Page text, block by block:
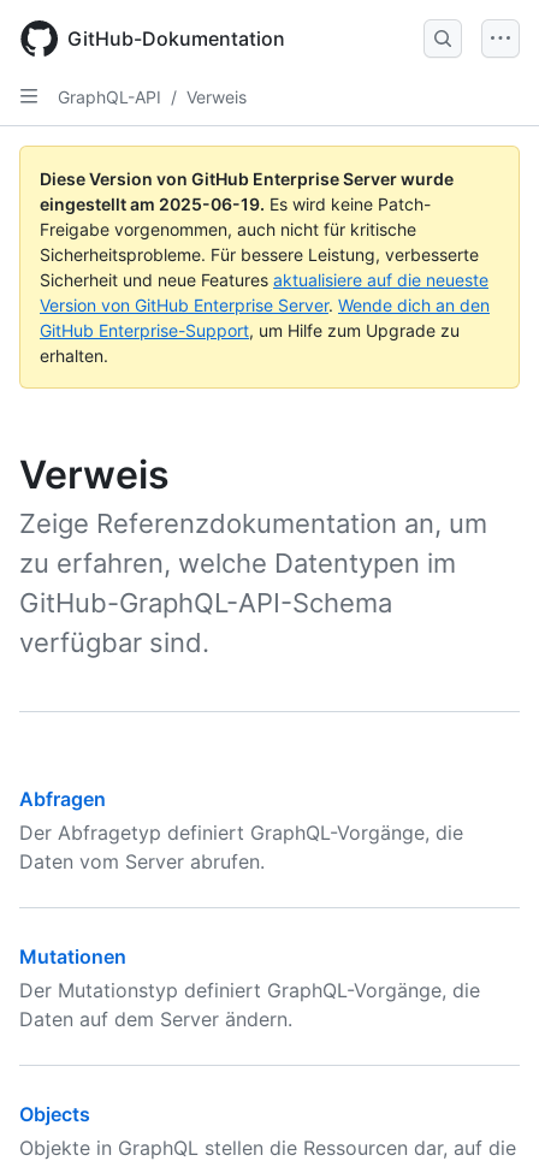
main
content
GitHub-Dokumentation
GraphQL-API / Verweis
Diese Version von GitHub Enterprise Server wurde
eingestellt am 2025-06-19. Es wird keine Patch-
Freigabe vorgenommen, auch nicht für kritische
Sicherheitsprobleme. Für bessere Leistung, verbesserte
Sicherheit und neue Features aktualisiere auf die neueste
Version von GitHub Enterprise Server. Wende dich an den
GitHub Enterprise-Support, um Hilfe zum Upgrade zu
erhalten.
Verweis
Zeige Referenzdokumentation an, um
zu erfahren, welche Datentypen im
GitHub-GraphQL-API-Schema
verfügbar sind.
Abfragen
Der Abfragetyp definiert GraphQL-Vorgänge, die
Daten vom Server abrufen.
Mutationen
Der Mutationstyp definiert GraphQL-Vorgänge, die
Daten auf dem Server ändern.
Objects
Objekte in GraphQL stellen die Ressourcen dar, auf die